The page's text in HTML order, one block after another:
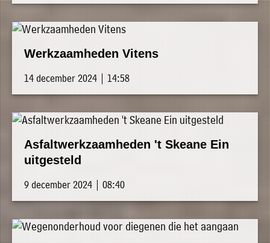
Werkzaamheden Vitens
14 december 2024 | 14:58
Asfaltwerkzaamheden 't Skeane Ein
uitgesteld
9 december 2024 | 08:40